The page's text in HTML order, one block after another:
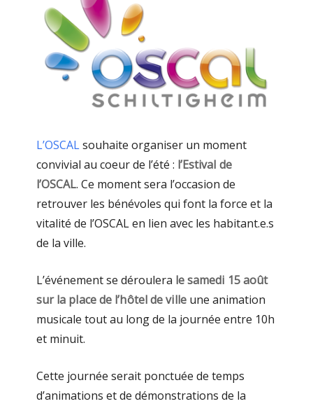
L’OSCALsouhaite organiser un moment
convivial au coeur de l’été : l’Estival de
l’OSCAL. Ce moment sera l’occasion de
retrouver les bénévoles qui font la force et la
vitalité de l’OSCAL en lien avec les habitant.e.s
de la ville.
L’événement se déroulera le samedi 15 août
sur la place de l’hôtel de villeune animation
musicale tout au long de la journée entre 10h
et minuit.
Cette journée serait ponctuée de temps
d’animations et de démonstrations de la